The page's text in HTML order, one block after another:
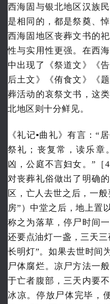
西海固与银北地区汉族
是相同的，都是祭奠、
西海固地区丧葬文书的
性与实用性更强。在西
中出现了《祭道文》《
后土文》《侑食文》《
葬活动的哀祭文书，这
北地区则十分鲜见。
《礼记▪曲礼》有言：“
祭礼；丧复常，读乐章
凶，公庭不言妇女。”［
对丧葬礼俗做出了明确
区，亡人去世之后，一
房”）中堂之后，地上置
称之为落草，停尸时间
还要点油灯一盏，三天
长明灯”。如果去世时间
尸体腐烂。凉尸方法一
于亡者腹部，三天内要
冰凉。停放尸体完毕，